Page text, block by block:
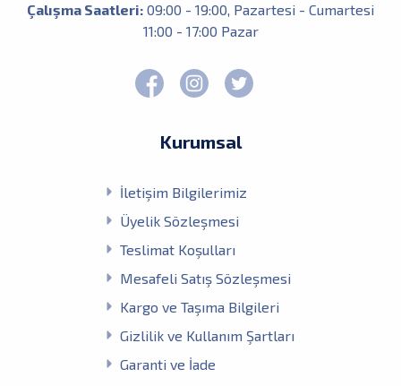
shufa
Çalışma Saatleri: 09:00 - 19:00, Pazartesi - Cumartesi
11:00 - 17:00 Pazar
Kurumsal
İletişim Bilgilerimiz
Üyelik Sözleşmesi
Teslimat Koşulları
Mesafeli Satış Sözleşmesi
Kargo ve Taşıma Bilgileri
Gizlilik ve Kullanım Şartları
Garanti ve İade